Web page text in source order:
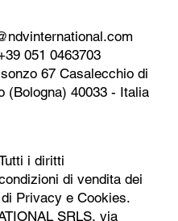
051 0463703
67 Casalecchio di
(Bologna) 40033 - Italia
i diritti
di vendita dei
Privacy e Cookies.
SRLS, via